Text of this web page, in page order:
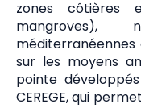
zones côtières
mangroves),
méditerranéennes
sur les moyens
pointe
CEREGE, qui